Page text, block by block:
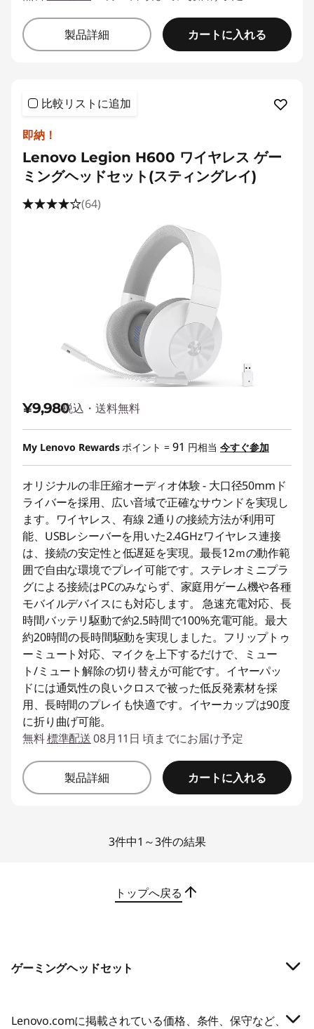
製品詳細 カートに入れる
比較リストに追加
即納！
Lenovo Legion H600 ワイヤレス ゲー
ミングヘッドセット(スティングレイ)
(64)
¥9,980税込・送料無料
My Lenovo Rewardsポイント = 91 円相当 今すぐ参加
オリジナルの非圧縮オーディオ体験 - 大口径50mmド
ライバーを採用、広い音域で正確なサウンドを実現し
ます。ワイヤレス、有線 2通りの接続方法が利用可
能、USBレシーバーを用いた2.4GHzワイヤレス連接
は、接続の安定性と低遅延を実現。最長12ｍの動作範
囲で自由な環境でプレイ可能です。ステレオミニプラ
グによる接続はPCのみならず、家庭用ゲーム機や各種
モバイルデバイスにも対応します。 急速充電対応、長
時間バッテリ駆動で約2.5時間で100%充電可能。最大
約20時間の長時間駆動を実現しました。フリップトゥ
ーミュート対応、マイクを上下するだけで、ミュー
ト/ミュート解除の切り替えが可能です。イヤーパッ
ドには通気性の良いクロスで被った低反発素材を採
用、長時間のプレイも快適です。イヤーカップは90度
に折り曲げ可能。
無料標準配送08月11日 頃までにお届け予定
製品詳細 カートに入れる
3件中1～3件の結果
トップへ戻る
ゲーミングヘッドセット
Lenovo.comに掲載されている価格、条件、保守など、